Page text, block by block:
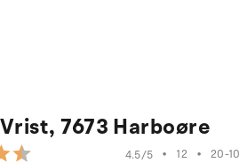
7673 Harboøre
4.5/5 • 12 • 20-